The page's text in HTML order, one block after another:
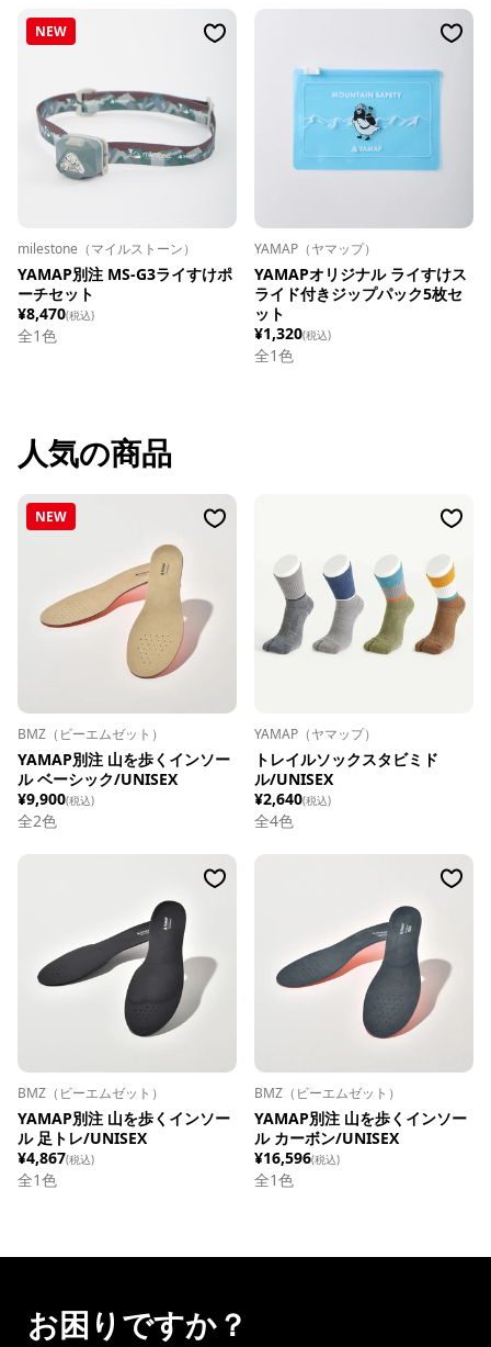
NEW
milestone（マイルストーン）
YAMAP別注 MS-G3ライすけポ
ーチセット
¥8,470(税込)
全1色
YAMAP（ヤマップ）
YAMAPオリジナル ライすけス
ライド付きジップパック5枚セ
ット
¥1,320(税込)
全1色
人気の商品
NEW
BMZ（ビーエムゼット）
YAMAP別注 山を歩くインソー
ル ベーシック/UNISEX
¥9,900(税込)
全2色
YAMAP（ヤマップ）
トレイルソックスタビミド
ル/UNISEX
¥2,640(税込)
全4色
BMZ（ビーエムゼット）
YAMAP別注 山を歩くインソー
ル 足トレ/UNISEX
¥4,867(税込)
全1色
BMZ（ビーエムゼット）
YAMAP別注 山を歩くインソー
ル カーボン/UNISEX
¥16,596(税込)
全1色
お困りですか？